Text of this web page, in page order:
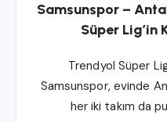
Samsunspor –
Süper Lig’in
Trendyol Süper
Samsunspor, evinde
her iki takım da